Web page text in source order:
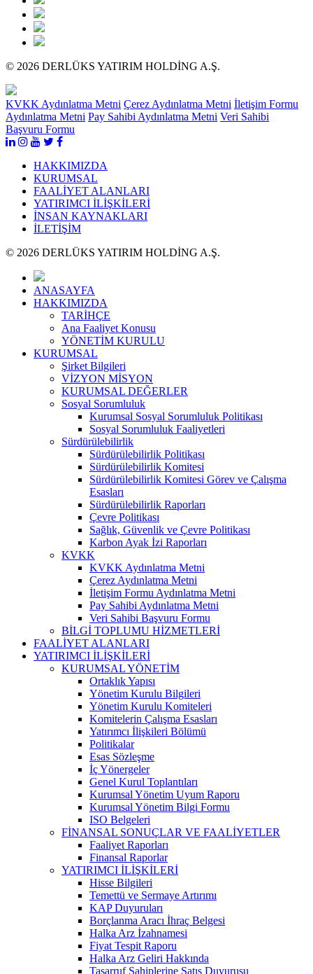
© 2026 DERLÜKS YATIRIM HOLDİNG A.Ş.
KVKK Aydınlatma Metni Çerez Aydınlatma Metni İletişim Formu
Aydınlatma Metni Pay Sahibi Aydınlatma Metni Veri Sahibi
Başvuru Formu
HAKKIMIZDA
KURUMSAL
FAALİYET ALANLARI
YATIRIMCI İLİŞKİLERİ
İNSAN KAYNAKLARI
İLETİŞİM
© 2026 DERLÜKS YATIRIM HOLDİNG A.Ş.
ANASAYFA
HAKKIMIZDA
TARİHÇE
Ana Faaliyet Konusu
YÖNETİM KURULU
KURUMSAL
Şirket Bilgileri
VİZYON MİSYON
KURUMSAL DEĞERLER
Sosyal Sorumluluk
Kurumsal Sosyal Sorumluluk Politikası
Sosyal Sorumluluk Faaliyetleri
Sürdürülebilirlik
Sürdürülebilirlik Politikası
Sürdürülebilirlik Komitesi
Sürdürülebilirlik Komitesi Görev ve Çalışma
Esasları
Sürdürülebilirlik Raporları
Çevre Politikası
Sağlık, Güvenlik ve Çevre Politikası
Karbon Ayak İzi Raporları
KVKK
KVKK Aydınlatma Metni
Çerez Aydınlatma Metni
İletişim Formu Aydınlatma Metni
Pay Sahibi Aydınlatma Metni
Veri Sahibi Başvuru Formu
BİLGİ TOPLUMU HİZMETLERİ
FAALİYET ALANLARI
YATIRIMCI İLİŞKİLERİ
KURUMSAL YÖNETİM
Ortaklık Yapısı
Yönetim Kurulu Bilgileri
Yönetim Kurulu Komiteleri
Komitelerin Çalışma Esasları
Yatırımcı İlişkileri Bölümü
Politikalar
Esas Sözleşme
İç Yönergeler
Genel Kurul Toplantıları
Kurumsal Yönetim Uyum Raporu
Kurumsal Yönetim Bilgi Formu
ISO Belgeleri
FİNANSAL SONUÇLAR VE FAALİYETLER
Faaliyet Raporları
Finansal Raporlar
YATIRIMCI İLİŞKİLERİ
Hisse Bilgileri
Temettü ve Sermaye Artırımı
KAP Duyuruları
Borçlanma Aracı İhraç Belgesi
Halka Arz İzahnamesi
Fiyat Tespit Raporu
Halka Arz Geliri Hakkında
Tasarruf Sahiplerine Satış Duyurusu